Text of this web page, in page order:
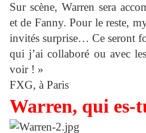
Sur scène, Warren sera
et de Fanny. Pour le reste,
invités surprise… Ce seront
qui j’ai collaboré ou avec
voir ! »
FXG, à Paris
Warren, qui es-